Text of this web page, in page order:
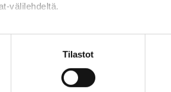
välilehdeltä.
Tilastot